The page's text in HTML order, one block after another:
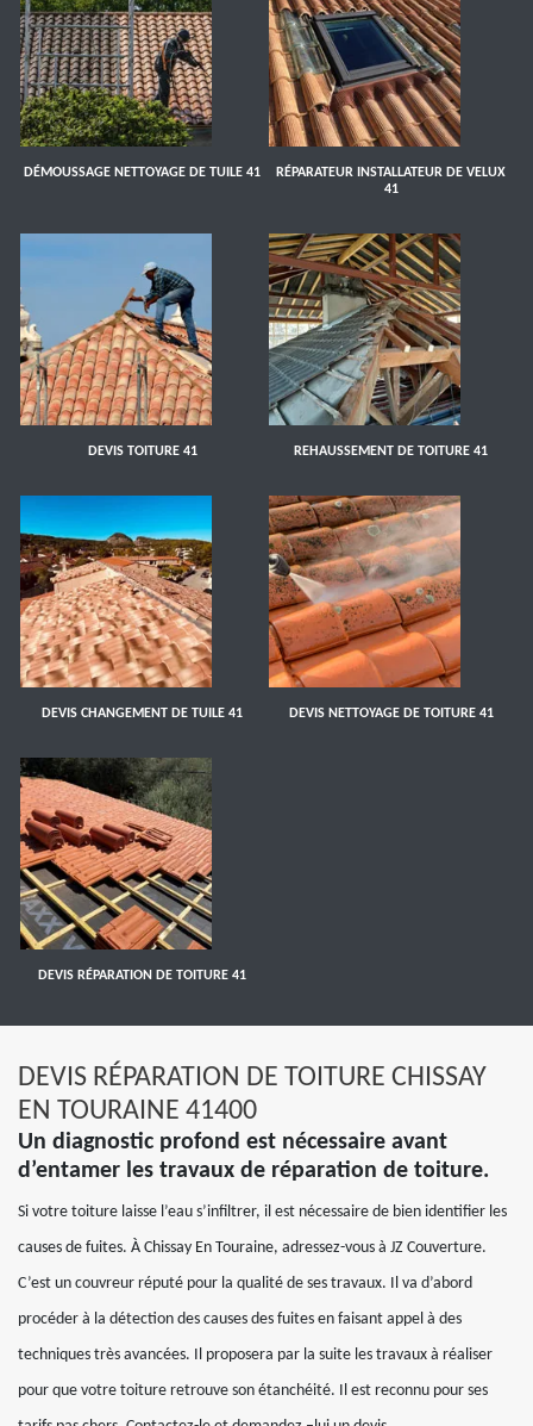
DÉMOUSSAGE NETTOYAGE DE TUILE 41
RÉPARATEUR INSTALLATEUR DE VELUX
41
DEVIS TOITURE 41 REHAUSSEMENT DE TOITURE 41
DEVIS CHANGEMENT DE TUILE 41 DEVIS NETTOYAGE DE TOITURE 41
DEVIS RÉPARATION DE TOITURE 41
DEVIS RÉPARATION DE TOITURE CHISSAY
EN TOURAINE 41400
Un diagnostic profond est nécessaire avant
d’entamer les travaux de réparation de toiture.
Si votre toiture laisse l’eau s’infiltrer, il est nécessaire de bien identifier les
causes de fuites. À Chissay En Touraine, adressez-vous à JZ Couverture.
C’est un couvreur réputé pour la qualité de ses travaux. Il va d’abord
procéder à la détection des causes des fuites en faisant appel à des
techniques très avancées. Il proposera par la suite les travaux à réaliser
pour que votre toiture retrouve son étanchéité. Il est reconnu pour ses